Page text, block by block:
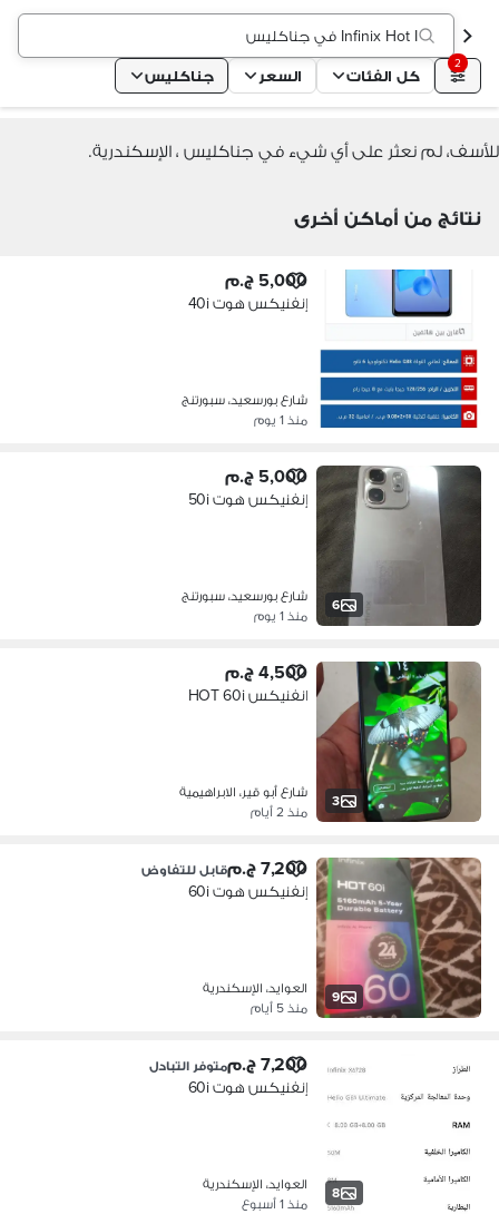
Infinix Hot I في جناكليس
2
كل الفئات السعر جناكليس
للأسف، لم نعثر على أي شيء في جناكليس ، الإسكندرية.
نتائج من أماكن أخرى
5,000 ج.م
إنفنيكس هوت 40i
شارع بورسعيد، سبورتنج
منذ 1 يوم
6
5,000 ج.م
إنفنيكس هوت 50i
شارع بورسعيد، سبورتنج
منذ 1 يوم
3
4,500 ج.م
انفنيكس HOT 60i
شارع أبو قير، الابراهيمية
منذ 2 أيام
9
7,200 ج.م قابل للتفاوض
إنفنيكس هوت 60i
العوايد، الإسكندرية
منذ 5 أيام
8
7,200 ج.م متوفر التبادل
إنفنيكس هوت 60i
العوايد، الإسكندرية
منذ 1 أسبوع